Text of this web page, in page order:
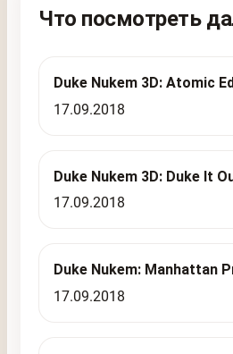
Что посмотреть
Duke Nukem 3D: Atomic
17.09.2018
Duke Nukem 3D: Duke It
17.09.2018
Duke Nukem: Manhattan
17.09.2018